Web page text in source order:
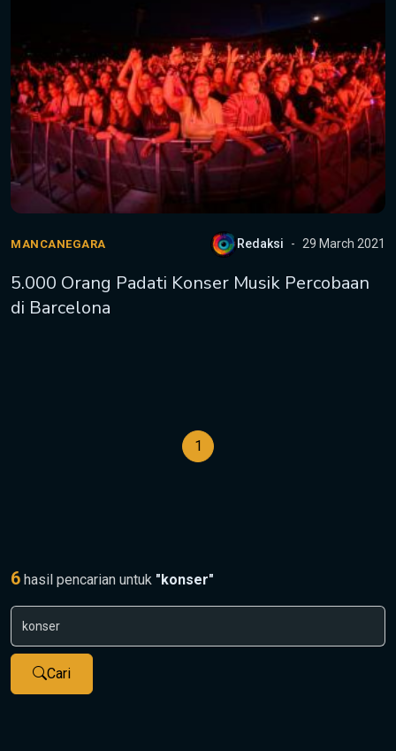
MANCANEGARA Redaksi 29 March 2021
5.000 Orang Padati Konser Musik Percobaan
di Barcelona
1
6 hasil pencarian untuk "konser"
Cari